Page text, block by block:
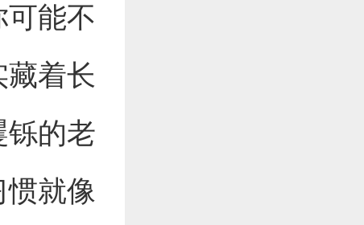
能不
着长
铄的老
就像